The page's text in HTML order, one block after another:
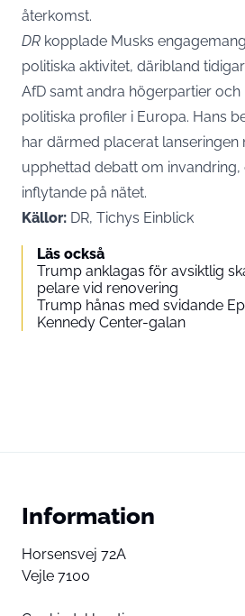
återkomst.
DR kopplade Musks
politiska aktivitet, däribland
AfD samt andra högerpartier
politiska profiler i Europa. Hans
har därmed placerat lanseringen
upphettad debatt om
inflytande på nätet.
Källor: DR, Tichys Einblick
Läs också
Trump anklagas för avsiktlig
pelare vid renovering
Trump hånas med svidande
Kennedy Center-galan
Information
Horsensvej 72A
Vejle 7100